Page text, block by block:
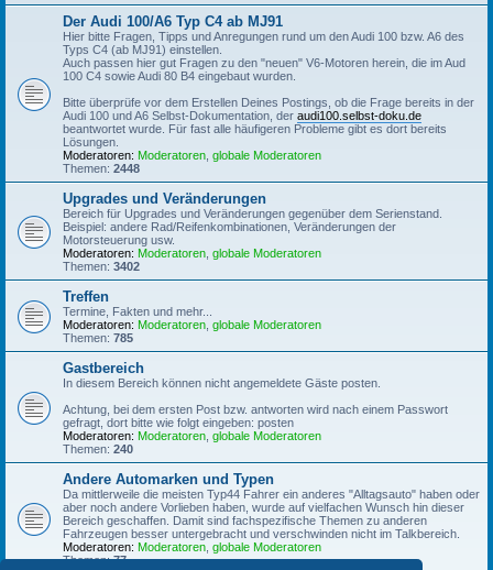
Der Audi 100/A6 Typ C4 ab MJ91
Hier bitte Fragen, Tipps und Anregungen rund um den Audi 100 bzw. A6 des
Typs C4 (ab MJ91) einstellen.
Auch passen hier gut Fragen zu den "neuen" V6-Motoren herein, die im Aud
100 C4 sowie Audi 80 B4 eingebaut wurden.
Bitte überprüfe vor dem Erstellen Deines Postings, ob die Frage bereits in der
Audi 100 und A6 Selbst-Dokumentation, der audi100.selbst-doku.de
beantwortet wurde. Für fast alle häufigeren Probleme gibt es dort bereits
Lösungen.
Moderatoren: Moderatoren globale Moderatoren
Themen: 2448
Upgrades und Veränderungen
Bereich für Upgrades und Veränderungen gegenüber dem Serienstand.
Beispiel: andere Rad/Reifenkombinationen, Veränderungen der
Motorsteuerung usw.
Moderatoren: Moderatoren globale Moderatoren
Themen: 3402
Treffen
Termine, Fakten und mehr...
Moderatoren: Moderatoren globale Moderatoren
Themen: 785
Gastbereich
In diesem Bereich können nicht angemeldete Gäste posten.
Achtung, bei dem ersten Post bzw. antworten wird nach einem Passwort
gefragt, dort bitte wie folgt eingeben: posten
Moderatoren: Moderatoren globale Moderatoren
Themen: 240
Andere Automarken und Typen
Da mittlerweile die meisten Typ44 Fahrer ein anderes "Alltagsauto" haben oder
aber noch andere Vorlieben haben, wurde auf vielfachen Wunsch hin dieser
Bereich geschaffen. Damit sind fachspezifische Themen zu anderen
Fahrzeugen besser untergebracht und verschwinden nicht im Talkbereich.
Moderatoren: Moderatoren globale Moderatoren
Themen:77